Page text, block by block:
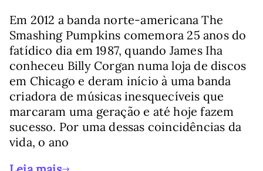
Em 2012 a banda norte-americana The
Smashing Pumpkins comemora 25 anos do
fatídico dia em 1987, quando James Iha
conheceu Billy Corgan numa loja de discos
em Chicago e deram início à uma banda
criadora de músicas inesquecíveis que
marcaram uma geração e até hoje fazem
sucesso. Por uma dessas coincidências da
vida, o ano